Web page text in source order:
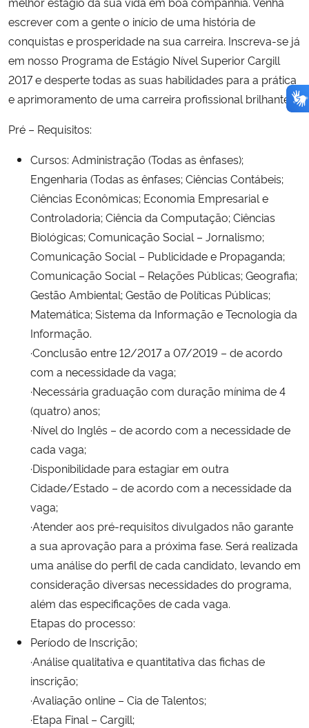
escrever com a gente o início de uma história de
conquistas e prosperidade na sua carreira. Inscreva-se já
em nosso Programa de Estágio Nível Superior Cargill
2017 e desperte todas as suas habilidades para a prática
e aprimoramento de uma carreira profissional brilhante.
Pré – Requisitos:
Cursos: Administração (Todas as ênfases);
Engenharia (Todas as ênfases; Ciências Contábeis;
Ciências Econômicas; Economia Empresarial e
Controladoria; Ciência da Computação; Ciências
Biológicas; Comunicação Social – Jornalismo;
Comunicação Social – Publicidade e Propaganda;
Comunicação Social – Relações Públicas; Geografia;
Gestão Ambiental; Gestão de Políticas Públicas;
Matemática; Sistema da Informação e Tecnologia da
Informação.
·Conclusão entre 12/2017 a 07/2019 – de acordo
com a necessidade da vaga;
·Necessária graduação com duração mínima de 4
(quatro) anos;
·Nível do Inglês – de acordo com a necessidade de
cada vaga;
·Disponibilidade para estagiar em outra
Cidade/Estado – de acordo com a necessidade da
vaga;
·Atender aos pré-requisitos divulgados não garante
a sua aprovação para a próxima fase. Será realizada
uma análise do perfil de cada candidato, levando em
consideração diversas necessidades do programa,
além das especificações de cada vaga.
Etapas do processo:
Período de Inscrição;
·Análise qualitativa e quantitativa das fichas de
inscrição;
·Avaliação online – Cia de Talentos;
·Etapa Final – Cargill;